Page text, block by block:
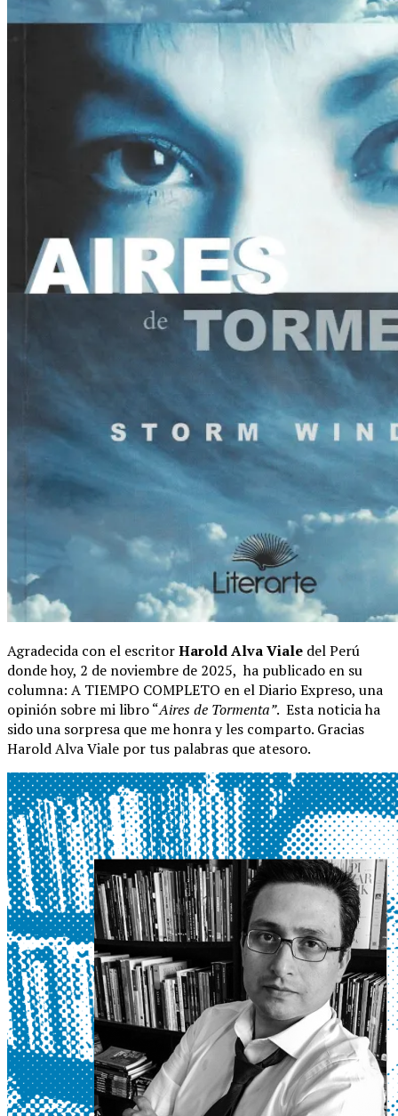
Agradecida con el escritorHarold Alva Viale del Perú
donde hoy, 2 de noviembre de 2025, ha publicado en su
columna: A TIEMPO COMPLETO en el Diario Expreso, una
opinión sobre mi libro “Aires de Tormenta”. Esta noticia ha
sido una sorpresa que me honra y les comparto. Gracias
Harold Alva Viale por tus palabras que atesoro.